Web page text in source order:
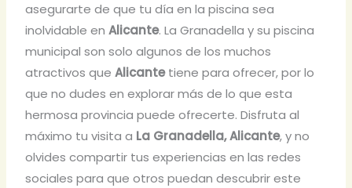
asegurarte de que tu día en la piscina sea
inolvidable enAlicante. La Granadella y su piscina
municipal son solo algunos de los muchos
atractivos queAlicantetiene para ofrecer, por lo
que no dudes en explorar más de lo que esta
hermosa provincia puede ofrecerte. Disfruta al
máximo tu visita a La Granadella, Alicante, y no
olvides compartir tus experiencias en las redes
sociales para que otros puedan descubrir este